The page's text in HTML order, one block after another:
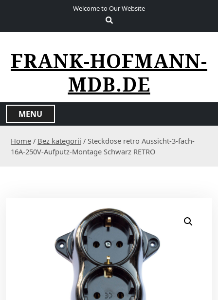
Welcome to Our Website
FRANK-HOFMANN-
MDB.DE
MENU
Home / Bez kategorii / Steckdose retro Aussicht-3-fach-
16A-250V-Aufputz-Montage Schwarz RETRO